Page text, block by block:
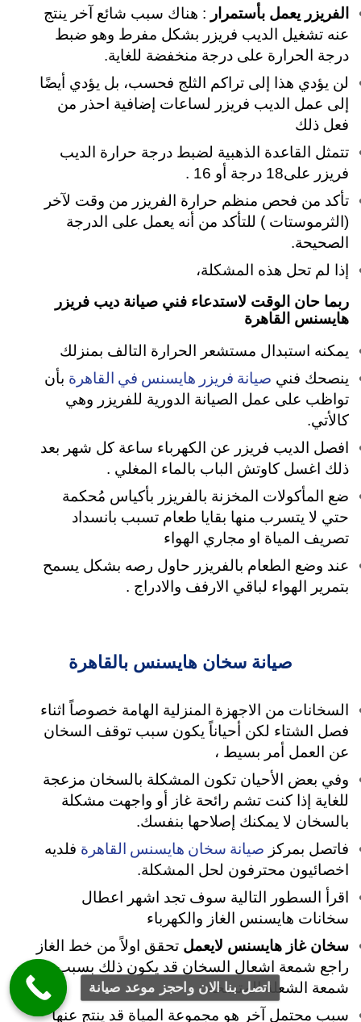
الفريزر يعمل بأستمرار : هناك سبب شائع آخر ينتج
عنه تشغيل الديب فريزر بشكل مفرط وهو ضبط
درجة الحرارة على درجة منخفضة للغاية.
لن يؤدي هذا إلى تراكم الثلج فحسب، بل يؤدي أيضًا
إلى عمل الديب فريزر لساعات إضافية احذر من
فعل ذلك
تتمثل القاعدة الذهبية لضبط درجة حرارة الديب
فريزر على18 درجة أو 16 .
تأكد من فحص منظم حرارة الفريزر من وقت لآخر
(الثرموستات ) للتأكد من أنه يعمل على الدرجة
الصحيحة.
إذا لم تحل هذه المشكلة،
ربما حان الوقت لاستدعاء فني صيانة ديب فريزر
هايسنس القاهرة
يمكنه استبدال مستشعر الحرارة التالف بمنزلك
ينصحك فني صيانة فريزر هايسنس في القاهرة بأن
تواظب على عمل الصيانة الدورية للفريزر وهي
كالأتي.
افصل الديب فريزر عن الكهرباء ساعة كل شهر بعد
ذلك اغسل كاوتش الباب بالماء المغلي .
ضع المأكولات المخزنة بالفريزر بأكياس مُحكمة
حتي لا يتسرب منها بقايا طعام تسبب بانسداد
تصريف المياة او مجاري الهواء
عند وضع الطعام بالفريزر حاول رصه بشكل يسمح
بتمرير الهواء لباقي الارفف والادراج .
صيانة سخان هايسنس بالقاهرة
السخانات من الاجهزة المنزلية الهامة خصوصاً اثناء
فصل الشتاء لكن أحياناً يكون سبب توقف السخان
عن العمل أمر بسيط ،
وفي بعض الأحيان تكون المشكلة بالسخان مزعجة
للغاية إذا كنت تشم رائحة غاز أو واجهت مشكلة
بالسخان لا يمكنك إصلاحها بنفسك.
فاتصل بمركز صيانة سخان هايسنس القاهرة فلديه
اخصائيون محترفون لحل المشكلة.
اقرأ السطور التالية سوف تجد اشهر اعطال
سخانات هايسنس الغاز والكهرباء
سخان غاز هايسنس لايعمل تحقق اولاً من خط الغاز
راجع شمعة اشعال السخان قد يكون ذلك بسبب
شمعة الشعلة المتسخة .
سبب محتمل آخر هو مجموعة المياة قد ينتج عنها
اتصل بنا الان واحجز موعد صيانة